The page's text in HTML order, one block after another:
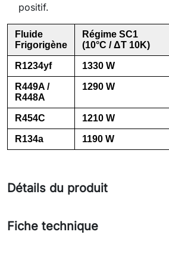
positif.
Fluide
Frigorigène
Régime SC1
(10°C / ΔT 10K)
R1234yf 1330 W
R449A /
R448A
1290 W
R454C 1210 W
R134a 1190 W
Détails du produit
Fiche technique